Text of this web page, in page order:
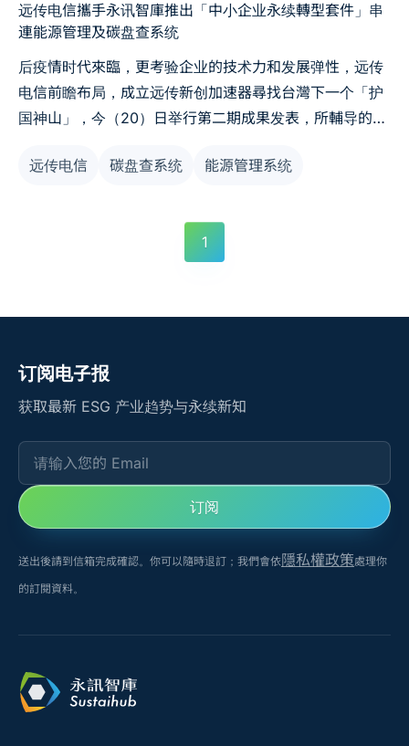
远传电信攜手永讯智庫推出「中小企业永续轉型套件」串
連能源管理及碳盘查系统
后疫情时代來臨，更考验企业的技术力和发展弹性，远传
电信前瞻布局，成立远传新创加速器尋找台灣下一个「护
国神山」，今（20）日举行第二期成果发表，所輔导的新
金融保險等五大领域都繳出亮眼成績，包含数位发展部数
陈瓊華、经济部中小企业处副处长吳佳穎、行政院国家发
展基金管理會副執行秘书蔡宜兼，等机关首长今也共同出
远传电信 碳盘查系统 能源管理系统
1
订阅电子报
获取最新 ESG 产业趋势与永续新知
请输入您的 Email
订阅
送出後請到信箱完成確認。你可以隨時退訂；我們會依隱私權政策處理你
的訂閱資料。